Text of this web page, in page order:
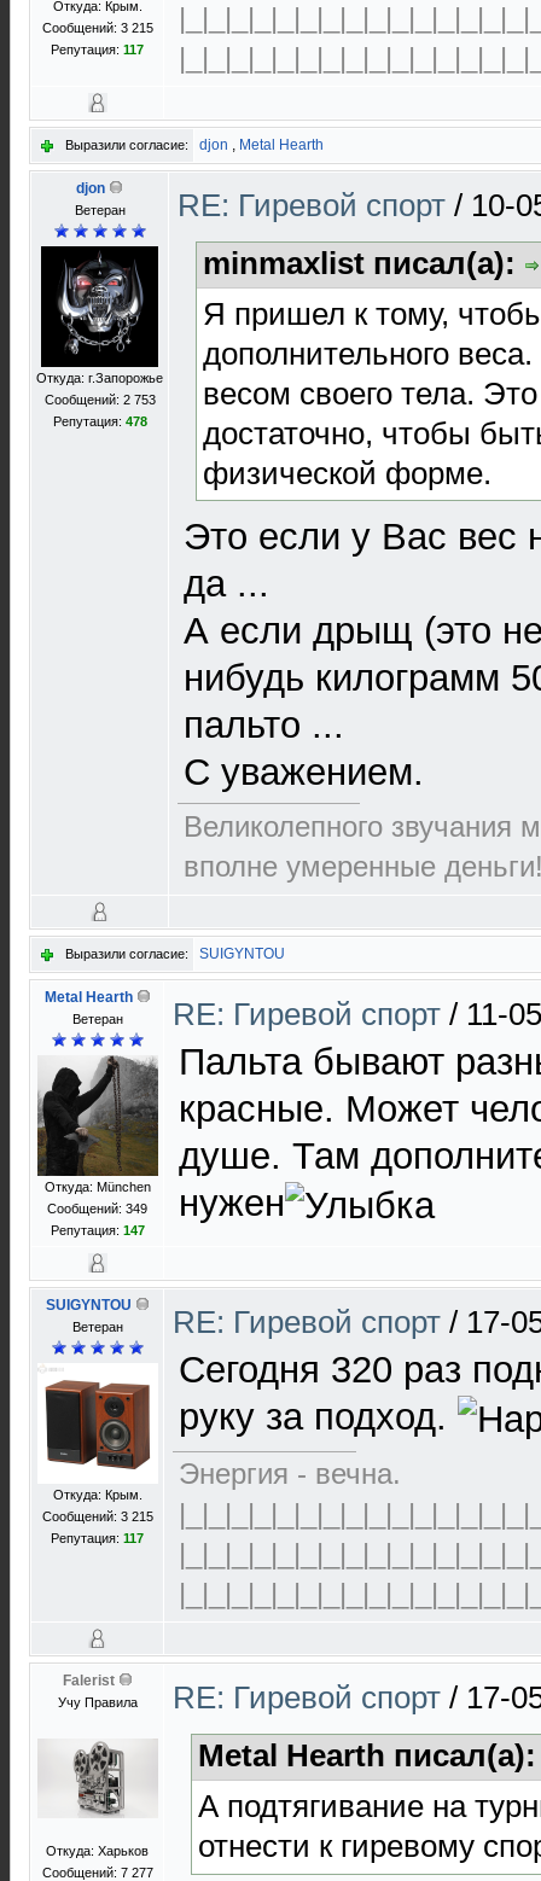
Откуда: Крым.
Сообщений: 3 215
Репутация: 117
Выразили согласие: djon , Metal Hearth
djon
Ветеран
Откуда: г.Запорожье
Сообщений: 2 753
Репутация: 478
RE: Гиревой спорт / 10-
minmaxlist писал(а):
Я пришел к тому,
дополнительного
весом своего тела.
достаточно, чтобы
физической форме.
Это если у Вас вес
да ...
А если дрыщ (это
нибудь килограмм
пальто ...
С уважением.
Великолепного звучания
вполне умеренные
Выразили согласие: SUIGYNTOU
Metal Hearth
Ветеран
Откуда: München
Сообщений: 349
Репутация: 147
RE: Гиревой спорт / 11-
Пальта бывают
красные. Может
душе. Там
нужен
SUIGYNTOU
Ветеран
Откуда: Крым.
Сообщений: 3 215
Репутация: 117
RE: Гиревой спорт / 17-
Сегодня 320 раз
руку за подход.
Энергия - вечна.
Falerist
Учу Правила
Откуда: Харьков
Сообщений: 7 277
RE: Гиревой спорт / 17-
Metal Hearth
А подтягивание на
отнести к гиревому